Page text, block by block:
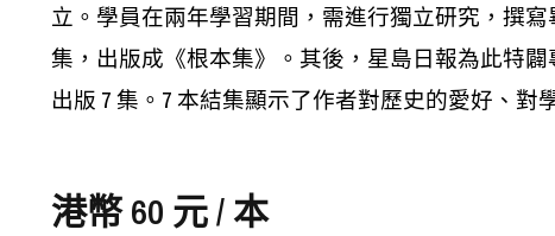
立。學員在兩年學習期間，需進行獨立研究，撰
集，出版成《根本集》。其後，星島日報為此特
出版 7 集。7 本結集顯示了作者對歷史的愛好、
港幣 60 元 / 本